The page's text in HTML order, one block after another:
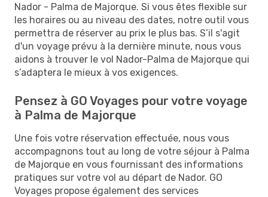
Nador - Palma de Majorque. Si vous êtes flexible sur
les horaires ou au niveau des dates, notre outil vous
permettra de réserver au prix le plus bas. S’il s'agit
d'un voyage prévu à la dernière minute, nous vous
aidons à trouver le vol Nador-Palma de Majorque qui
s’adaptera le mieux à vos exigences.
Pensez à GO Voyages pour votre voyage
à Palma de Majorque
Une fois votre réservation effectuée, nous vous
accompagnons tout au long de votre séjour à Palma
de Majorque en vous fournissant des informations
pratiques sur votre vol au départ de Nador. GO
Voyages propose également des services